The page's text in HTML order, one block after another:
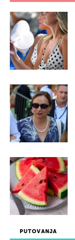
PUTOVANJA